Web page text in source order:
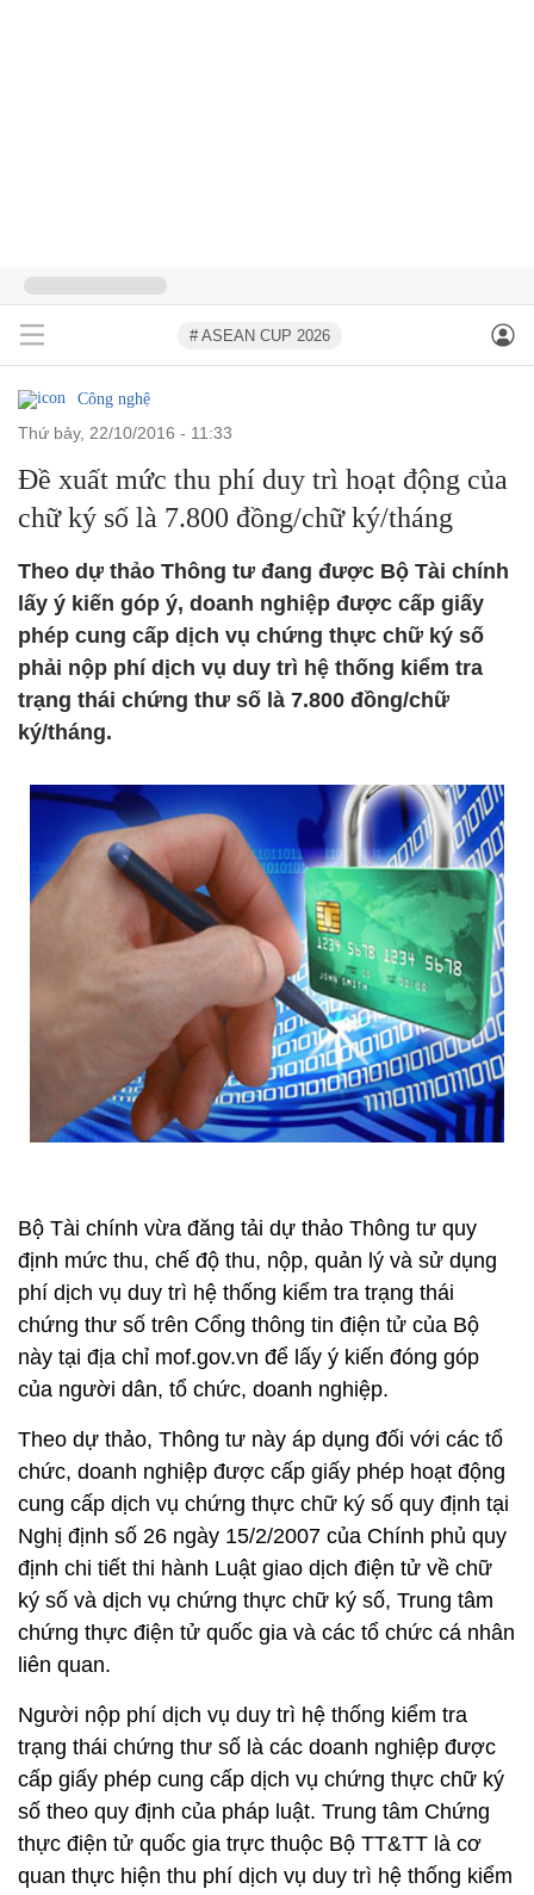
# ASEAN CUP 2026
Công nghệ
thứ bảy, 22/10/2016 - 11:33
Đề xuất mức thu phí duy trì hoạt động của
chữ ký số là 7.800 đồng/chữ ký/tháng
Theo dự thảo Thông tư đang được Bộ Tài chính
lấy ý kiến góp ý, doanh nghiệp được cấp giấy
phép cung cấp dịch vụ chứng thực chữ ký số
phải nộp phí dịch vụ duy trì hệ thống kiểm tra
trạng thái chứng thư số là 7.800 đồng/chữ
ký/tháng.
Bộ Tài chính vừa đăng tải dự thảo Thông tư quy
định mức thu, chế độ thu, nộp, quản lý và sử dụng
phí dịch vụ duy trì hệ thống kiểm tra trạng thái
chứng thư số trên Cổng thông tin điện tử của Bộ
này tại địa chỉ mof.gov.vn để lấy ý kiến đóng góp
của người dân, tổ chức, doanh nghiệp.
Theo dự thảo, Thông tư này áp dụng đối với các tổ
chức, doanh nghiệp được cấp giấy phép hoạt động
cung cấp dịch vụ chứng thực chữ ký số quy định tại
Nghị định số 26 ngày 15/2/2007 của Chính phủ quy
định chi tiết thi hành Luật giao dịch điện tử về chữ
ký số và dịch vụ chứng thực chữ ký số, Trung tâm
chứng thực điện tử quốc gia và các tổ chức cá nhân
liên quan.
Người nộp phí dịch vụ duy trì hệ thống kiểm tra
trạng thái chứng thư số là các doanh nghiệp được
cấp giấy phép cung cấp dịch vụ chứng thực chữ ký
số theo quy định của pháp luật. Trung tâm Chứng
thực điện tử quốc gia trực thuộc Bộ TT&TT là cơ
quan thực hiện thu phí dịch vụ duy trì hệ thống kiểm